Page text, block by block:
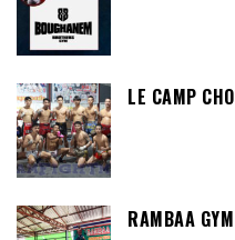
LE CAMP
RAMBAA GYM